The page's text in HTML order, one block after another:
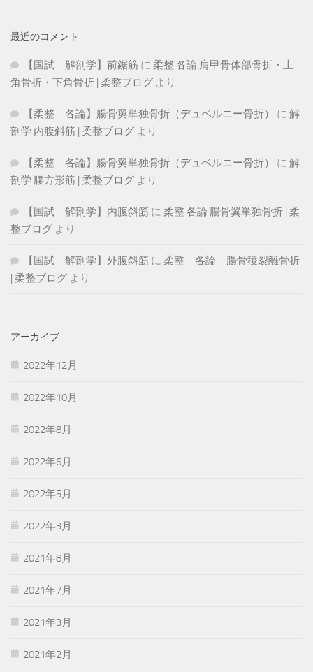
最近のコメント
【国試 解剖学】前鋸筋 に 柔整 各論 肩甲骨体部骨折・上
角骨折・下角骨折 | 柔整ブログ より
【柔整 各論】腸骨翼単独骨折（デュベルニー骨折） に 解
剖学 内腹斜筋 | 柔整ブログ より
【柔整 各論】腸骨翼単独骨折（デュベルニー骨折） に 解
剖学 腰方形筋 | 柔整ブログ より
【国試 解剖学】内腹斜筋 に 柔整 各論 腸骨翼単独骨折 | 柔
整ブログ より
【国試 解剖学】外腹斜筋 に 柔整 各論 腸骨稜裂離骨折
| 柔整ブログ より
アーカイブ
2022年12月
2022年10月
2022年8月
2022年6月
2022年5月
2022年3月
2021年8月
2021年7月
2021年3月
2021年2月